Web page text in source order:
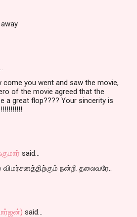
come you went and saw the movie,
of the movie agreed that the
a great flop???? Your sincerity is
said…
விமர்சனத்திற்கும் நன்றி தலைவரே..
said…